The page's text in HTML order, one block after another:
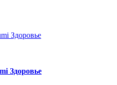
Здоровье